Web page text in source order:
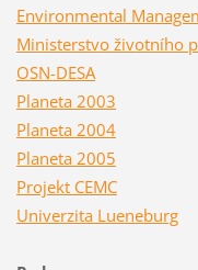
Environmental
Ministerstvo životního
OSN-DESA
Planeta 2003
Planeta 2004
Planeta 2005
Projekt CEMC
Univerzita Lueneburg